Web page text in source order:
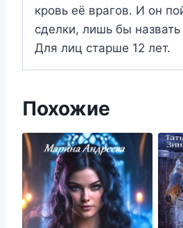
кровь её врагов. И он
сделки, лишь бы
Для лиц старше 12 лет.
Похожие